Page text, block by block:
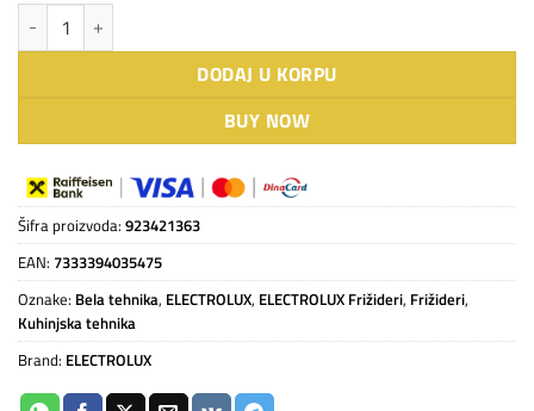
Electrolux frižider LRS3DE39U količina
DODAJ U KORPU
BUY NOW
Šifra proizvoda: 923421363
EAN: 7333394035475
Oznake: Bela tehnika, ELECTROLUX, ELECTROLUX Frižideri, Frižideri,
Kuhinjska tehnika
Brand: ELECTROLUX